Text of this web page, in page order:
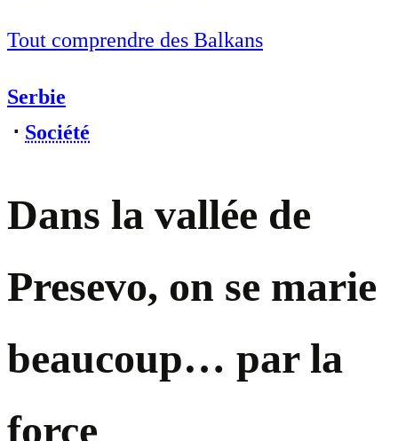
Tout comprendre des Balkans
Serbie
⋅ Société
Dans la vallée de
Presevo, on se marie
beaucoup… par la
force